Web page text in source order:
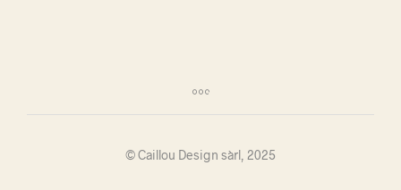
© Caillou Design sàrl, 2025